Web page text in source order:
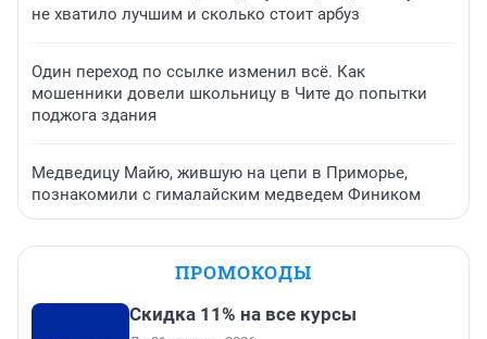
не хватило лучшим и сколько стоит арбуз
Один переход по ссылке изменил всё. Как
мошенники довели школьницу в Чите до попытки
поджога здания
Медведицу Майю, жившую на цепи в Приморье,
познакомили с гималайским медведем Фиником
ПРОМОКОДЫ
Скидка 11% на все курсы